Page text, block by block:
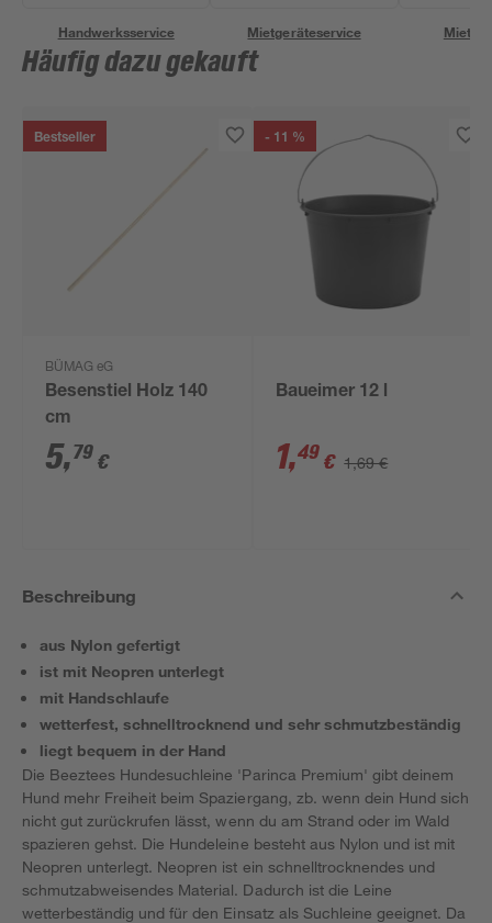
Handwerksservice Mietgeräteservice
Häufig dazu gekauft
Bestseller
BÜMAG eG
Besenstiel Holz 140
cm
5,79 €
- 11 %
Baueimer 12 l
1,49 € 1,69 €
Beschreibung
aus Nylon gefertigt
ist mit Neopren unterlegt
mit Handschlaufe
wetterfest, schnelltrocknend und sehr schmutzbeständig
liegt bequem in der Hand
Die Beeztees Hundesuchleine 'Parinca Premium' gibt deinem
Hund mehr Freiheit beim Spaziergang, zb. wenn dein Hund sich
nicht gut zurückrufen lässt, wenn du am Strand oder im Wald
spazieren gehst. Die Hundeleine besteht aus Nylon und ist mit
Neopren unterlegt. Neopren ist ein schnelltrocknendes und
schmutzabweisendes Material. Dadurch ist die Leine
wetterbeständig und für den Einsatz als Suchleine geeignet. Da